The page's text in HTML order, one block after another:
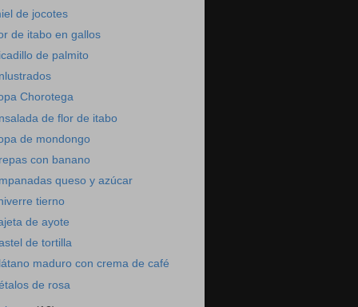
de jocotes
de itabo en gallos
de palmito
Chorotega
de flor de itabo
de mondongo
con banano
queso y azúcar
tierno
de ayote
de tortilla
maduro con crema de café
de rosa